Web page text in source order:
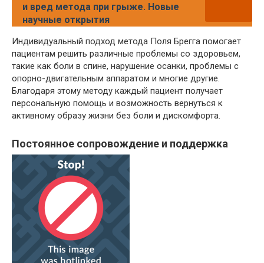
и вред метода при грыже. Новые
научные открытия
Индивидуальный подход метода Поля Брегга помогает
пациентам решить различные проблемы со здоровьем,
такие как боли в спине, нарушение осанки, проблемы с
опорно-двигательным аппаратом и многие другие.
Благодаря этому методу каждый пациент получает
персональную помощь и возможность вернуться к
активному образу жизни без боли и дискомфорта.
Постоянное сопровождение и поддержка